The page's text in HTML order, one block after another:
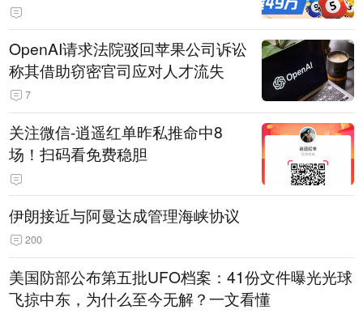
OpenAI请求法院驳回苹果公司诉讼
称其借助窃密官司应对人才流失
7
关注微信-逍遥红单昨私推命中8
场！扫码看免费稳胆
伊朗接近与阿曼达成管理海峡协议
200
美国防部公布第五批UFO档案：41份文件曝光光球
飞掠中东，为什么至今无解？一文看懂